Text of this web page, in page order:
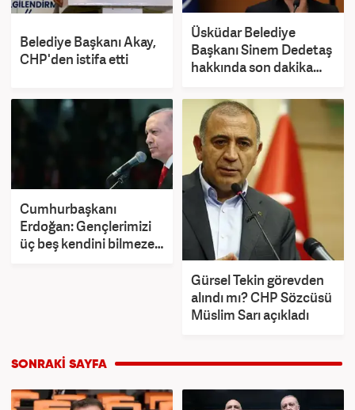
Belediye Başkanı Akay,
CHP'den istifa etti
Üsküdar Belediye
Başkanı Sinem Dedetaş
hakkında son dakika
Cumhurbaşkanı
Erdoğan: Gençlerimizi
üç beş kendini bilmeze
Gürsel Tekin görevden
alındı mı? CHP Sözcüsü
Müslim Sarı açıkladı